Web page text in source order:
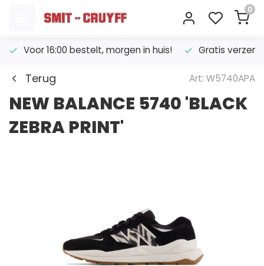
0
Voor 16:00 bestelt, morgen in huis! Gratis
Terug Art: W5740APA
NEW BALANCE 5740 'BLACK
ZEBRA PRINT'